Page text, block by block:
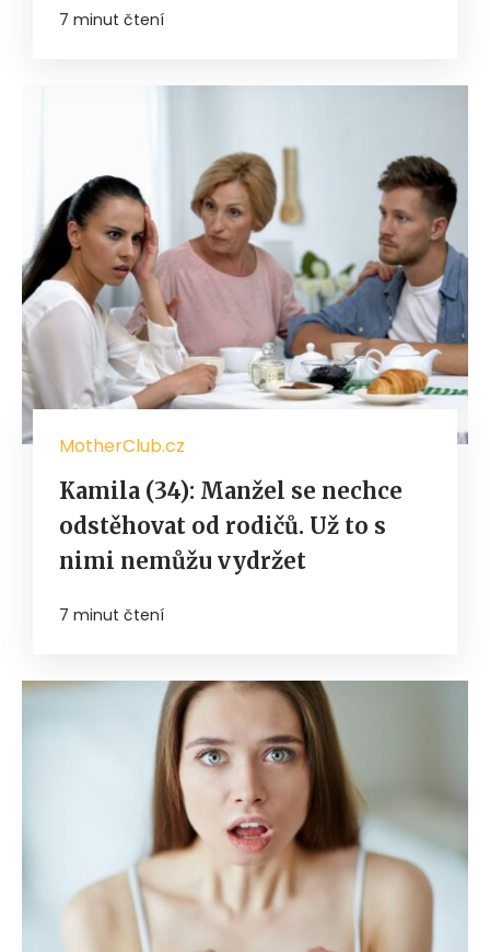
7 minut čtení
MotherClub.cz
Kamila (34): Manžel se nechce
odstěhovat od rodičů. Už to s
nimi nemůžu vydržet
7 minut čtení